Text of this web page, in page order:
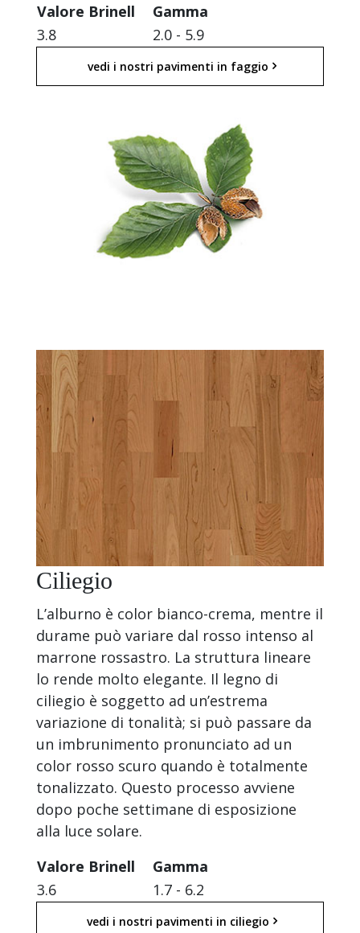
Valore Brinell
Gamma
3.8
2.0 - 5.9
vedi i nostri pavimenti in faggio
Ciliegio
L’alburno è color bianco-crema, mentre il
durame può variare dal rosso intenso al
marrone rossastro. La struttura lineare
lo rende molto elegante. Il legno di
ciliegio è soggetto ad un’estrema
variazione di tonalità; si può passare da
un imbrunimento pronunciato ad un
color rosso scuro quando è totalmente
tonalizzato. Questo processo avviene
dopo poche settimane di esposizione
alla luce solare.
Valore Brinell
Gamma
3.6
1.7 - 6.2
vedi i nostri pavimenti in ciliegio